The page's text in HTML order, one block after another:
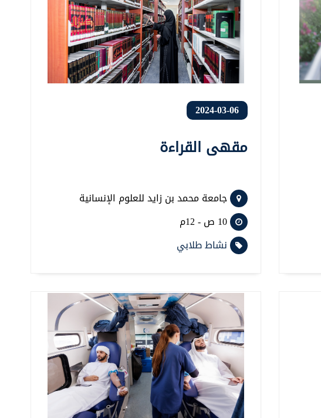
2024-03-06
مقهى القراءة
جامعة محمد بن زايد للعلوم الإنسانية
10 ص - 12م
نشاط طلابي